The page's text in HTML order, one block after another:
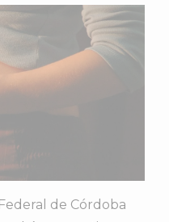
de Córdoba